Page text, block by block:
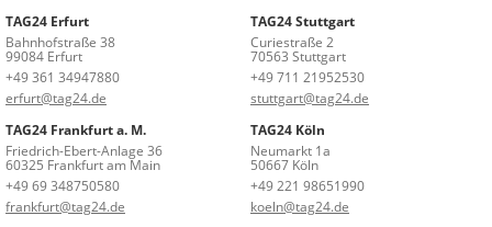
TAG24 Erfurt
Bahnhofstraße 38
99084 Erfurt
+49 361 34947880
erfurt@tag24.de
TAG24 Stuttgart
Curiestraße 2
70563 Stuttgart
+49 711 21952530
stuttgart@tag24.de
TAG24 Frankfurt a. M.
Friedrich-Ebert-Anlage 36
60325 Frankfurt am Main
+49 69 348750580
frankfurt@tag24.de
TAG24 Köln
Neumarkt 1a
50667 Köln
+49 221 98651990
koeln@tag24.de